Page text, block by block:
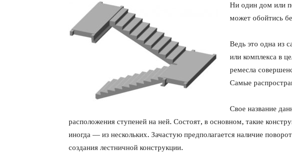
Ни один дом или
может обойтись
Ведь это одна из
или комплекса в
ремесла
Самые
Свое название
расположения ступеней на ней. Состоят, в основном, такие
иногда — из нескольких. Зачастую предполагается наличие
создания лестничной конструкции.